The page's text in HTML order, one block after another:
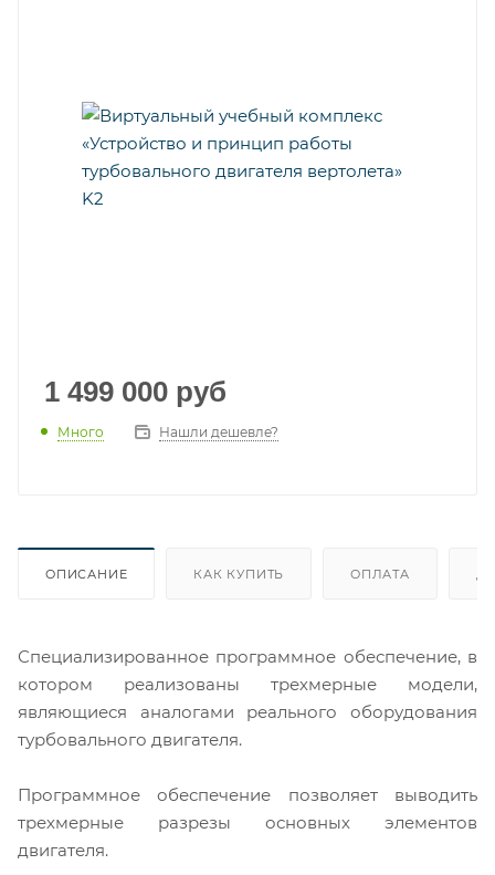
1 499 000 руб
Много Нашли дешевле?
ОПИСАНИЕ КАК КУПИТЬ ОПЛАТА
Специализированное программное обеспечение, в
котором реализованы трехмерные модели,
являющиеся аналогами реального оборудования
турбовального двигателя.
Программное обеспечение позволяет выводить
трехмерные разрезы основных элементов
двигателя.